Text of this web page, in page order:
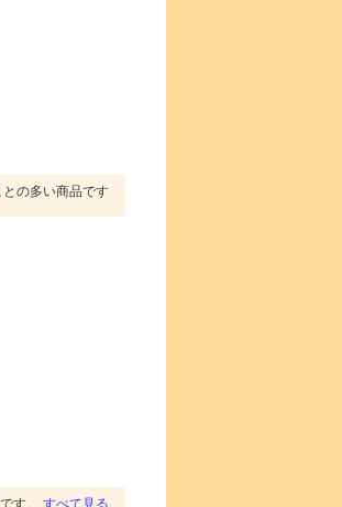
の多い商品です
す。 すべて見る